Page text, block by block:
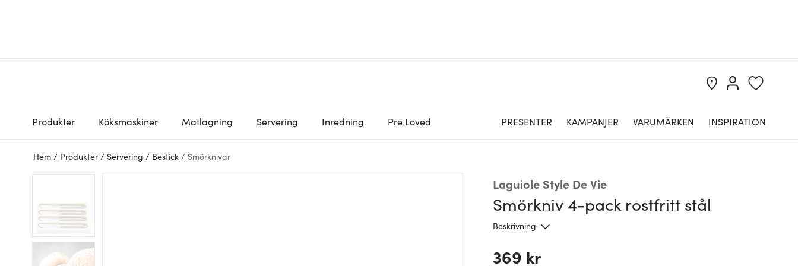
Produkter Köksmaskiner Matlagning Servering Inredning Pre Loved PRESENTER KAMPANJER VARUMÄRKEN INSPIRATION
Hem / Produkter / Servering / Bestick / Smörknivar
Laguiole Style De Vie
Smörkniv 4-pack rostfritt stål
Beskrivning
369 kr